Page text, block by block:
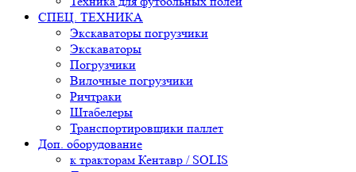
СПЕЦ. ТЕХНИКА
Экскаваторы погрузчики
Экскаваторы
Погрузчики
Вилочные погрузчики
Ричтраки
Штабелеры
Транспортировщики паллет
Доп. оборудование
к тракторам Кентавр / SOLIS